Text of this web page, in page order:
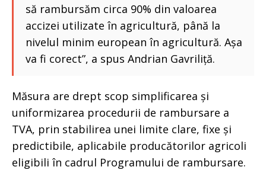
să rambursăm circa 90% din valoarea
accizei utilizate în agricultură, până la
nivelul minim european în agricultură. Așa
va fi corect”, a spus Andrian Gavriliță.
Măsura are drept scop simplificarea și
uniformizarea procedurii de rambursare a
TVA, prin stabilirea unei limite clare, fixe și
predictibile, aplicabile producătorilor agricoli
eligibili în cadrul Programului de rambursare.